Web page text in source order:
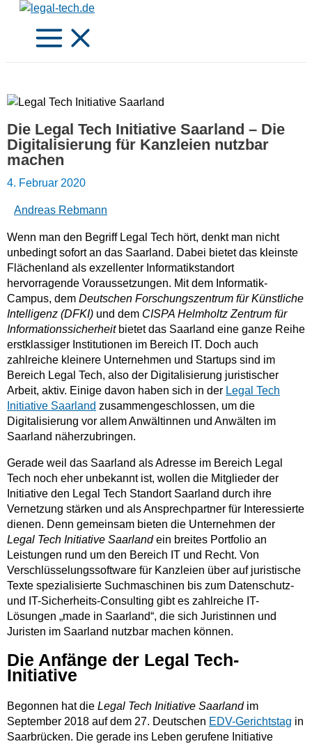
Zum
springen
Die Legal Tech Initiative Saarland – Die
Digitalisierung für Kanzleien nutzbar
machen
4. Februar 2020
Andreas Rebmann
Wenn man den Begriff Legal Tech hört, denkt man nicht
unbedingt sofort an das Saarland. Dabei bietet das kleinste
Flächenland als exzellenter Informatikstandort
hervorragende Voraussetzungen. Mit dem Informatik-
Campus, dem Deutschen Forschungszentrum für Künstliche
Intelligenz (DFKI) und dem CISPA Helmholtz Zentrum für
Informationssicherheitbietet das Saarland eine ganze Reihe
erstklassiger Institutionen im Bereich IT. Doch auch
zahlreiche kleinere Unternehmen und Startups sind im
Bereich Legal Tech, also der Digitalisierung juristischer
Arbeit, aktiv. Einige davon haben sich in der Legal Tech
Initiative Saarland zusammengeschlossen, um die
Digitalisierung vor allem Anwältinnen und Anwälten im
Saarland näherzubringen.
Gerade weil das Saarland als Adresse im Bereich Legal
Tech noch eher unbekannt ist, wollen die Mitglieder der
Initiative den Legal Tech Standort Saarland durch ihre
Vernetzung stärken und als Ansprechpartner für Interessierte
dienen. Denn gemeinsam bieten die Unternehmen der
Legal Tech Initiative Saarlandein breites Portfolio an
Leistungen rund um den Bereich IT und Recht. Von
Verschlüsselungssoftware für Kanzleien über auf juristische
Texte spezialisierte Suchmaschinen bis zum Datenschutz-
und IT-Sicherheits-Consulting gibt es zahlreiche IT-
Lösungen „made in Saarland“, die sich Juristinnen und
Juristen im Saarland nutzbar machen können.
Die Anfänge der Legal Tech-
Initiative
Begonnen hat die Legal Tech Initiative Saarlandim
September 2018 auf dem 27. Deutschen EDV-Gerichtstag in
Saarbrücken. Die gerade ins Leben gerufene Initiative